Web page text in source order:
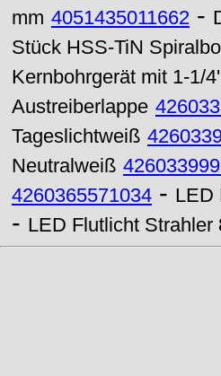
mm 4051435011662 -
Stück HSS-TiN
Kernbohrgerät mit 1-1/
Austreiberlappe
Tageslichtweiß
Neutralweiß
4260365571034 - LED
- LED Flutlicht